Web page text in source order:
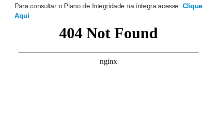
Para consultar o Plano de Integridade na íntegra acesse: Clique
Aqui